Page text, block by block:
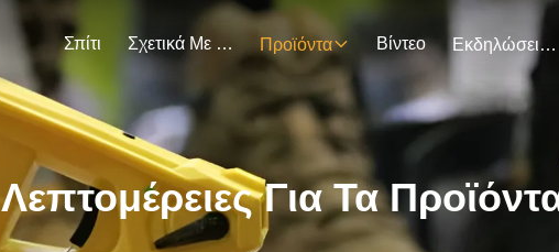
Σπίτι Σχετικά Με Εμάς Προϊόντα Βίντεο Εκδηλώσεις
Λεπτομέρειες Για Τα